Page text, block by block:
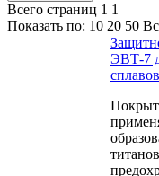
Всего страниц 1 1
Показать по: 10 20 50
ЭВТ-7
сплавов